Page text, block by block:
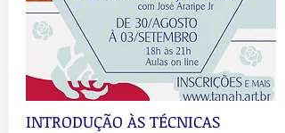
INTRODUÇÃO ÀS TÉCNICAS